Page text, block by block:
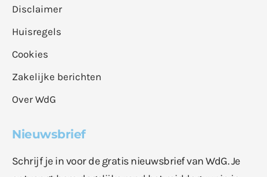
Disclaimer
Huisregels
Cookies
Zakelijke berichten
Over WdG
Nieuwsbrief
Schrijf je in voor de gratis nieuwsbrief van WdG. Je